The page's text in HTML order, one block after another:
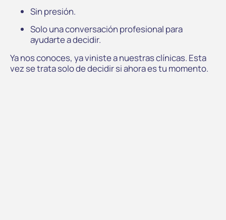
Sin presión.
Solo una conversación profesional para
ayudarte a decidir.
Ya nos conoces, ya viniste a nuestras clínicas. Esta
vez se trata solo de decidir si ahora es tu momento.